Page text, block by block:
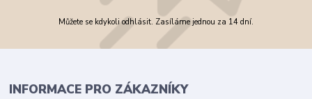
Můžete se kdykoli odhlásit. Zasíláme jednou za 14 dní.
INFORMACE PRO ZÁKAZNÍKY